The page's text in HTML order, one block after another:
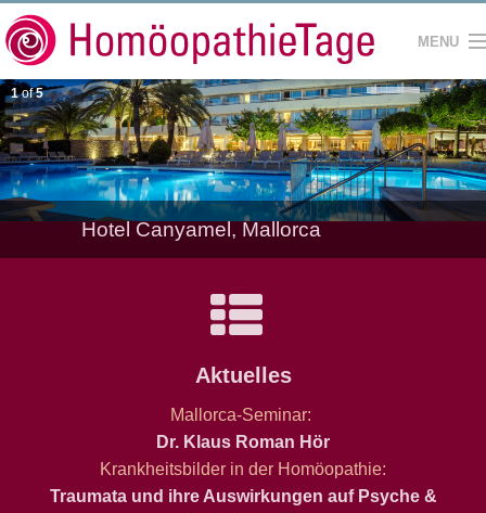
MENU
HOME
SEMINARE
REFERENTEN
Hotel Canyamel, Mallorca
1of5
Aktuelles
Mallorca-Seminar:
Dr. Klaus Roman Hör
Krankheitsbilder in der Homöopathie:
Traumata und ihre Auswirkungen auf Psyche &